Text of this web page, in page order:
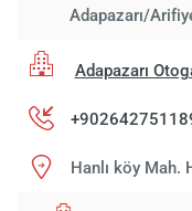
Adapazarı/
Adapazarı
Hanlı köy Mah.